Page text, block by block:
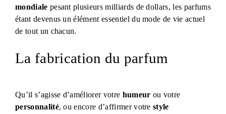
mondiale pesant plusieurs milliards de dollars, les parfums
étant devenus un élément essentiel du mode de vie actuel
de tout un chacun.
La fabrication du parfum
Qu’il s’agisse d’améliorer votre humeur ou votre
personnalité, ou encore d’affirmer votrestyle